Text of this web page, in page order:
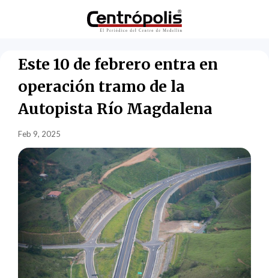
Este 10 de febrero entra en
operación tramo de la
Autopista Río Magdalena
Feb 9, 2025